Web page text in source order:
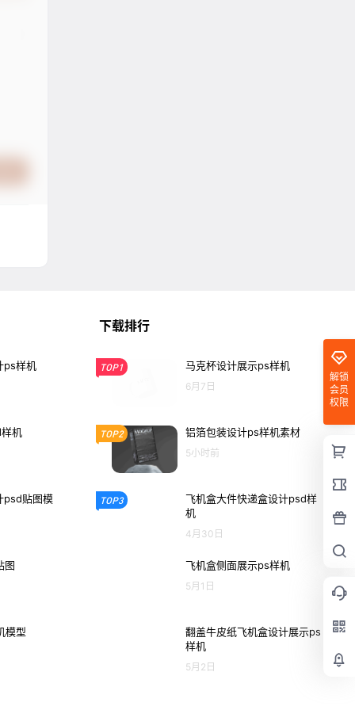
解锁
会员
权限
ps样机
机
psd贴图模
图
模型
下载排行
TOP1 马克杯设计展示ps样机
6月7日
TOP2 铝箔包装设计ps样机素材
5小时前
TOP3
飞机盒大件快递盒设计psd样
机
4月30日
飞机盒侧面展示ps样机
5月1日
翻盖牛皮纸飞机盒设计展示ps
样机
5月2日